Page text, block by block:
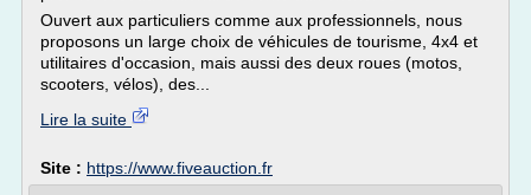
Ouvert aux particuliers comme aux professionnels, nous
proposons un large choix de véhicules de tourisme, 4x4 et
utilitaires d'occasion, mais aussi des deux roues (motos,
scooters, vélos), des...
Lire la suite
Site : https://www.fiveauction.fr